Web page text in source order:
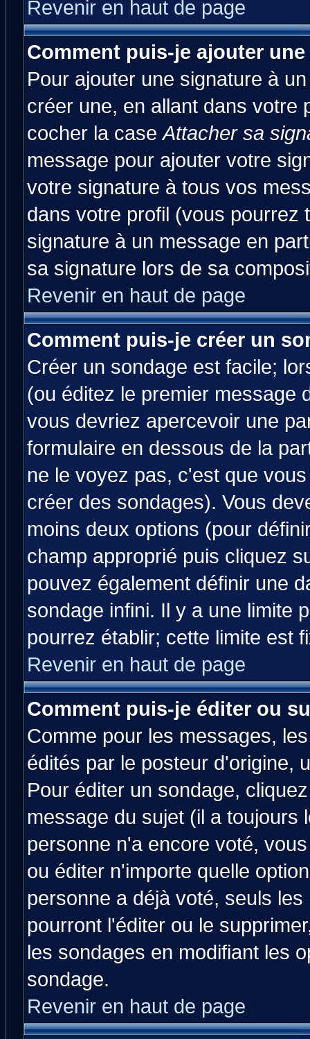
Revenir en haut de page
Comment puis-je ajouter
Pour ajouter une signature à
créer une, en allant dans votre
cocher la caseAttacher sa
message pour ajouter votre
votre signature à tous vos
dans votre profil (vous pourrez
signature à un message en
sa signature lors de sa
Revenir en haut de page
Comment puis-je créer un
Créer un sondage est facile;
(ou éditez le premier message
vous devriez apercevoir une
formulaire en dessous de la
ne le voyez pas, c'est que
créer des sondages). Vous
moins deux options (pour
champ approprié puis cliquez
pouvez également définir une
sondage infini. Il y a une limite
pourrez établir; cette limite est
Revenir en haut de page
Comment puis-je éditer ou
Comme pour les messages,
édités par le posteur d'origine,
Pour éditer un sondage,
message du sujet (il a toujours
personne n'a encore voté,
ou éditer n'importe quelle
personne a déjà voté, seuls
pourront l'éditer ou le
les sondages en modifiant les
sondage.
Revenir en haut de page